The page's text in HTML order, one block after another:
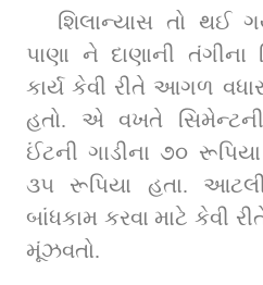
શિલાન્યાસ તો થઈ
પાણા ને દાણાની
કાર્ય કેવી રીતે આગળ
હતો. એ વખતે
ઈંટની ગાડીના ૭૦
૩૫ રૂપિયા હતા. આટલી
બાંધકામ કરવા માટે કેવી
મૂંઝવતો.